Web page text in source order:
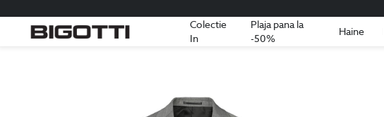
Colectie
In
Plaja pana la
-50%
Haine